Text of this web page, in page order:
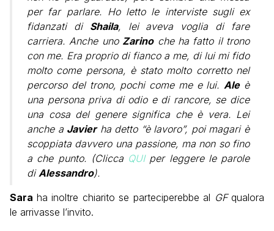
per far parlare. Ho letto le interviste sugli ex
fidanzati di Shaila, lei aveva voglia di fare
carriera. Anche uno Zarinoche ha fatto il trono
con me. Era proprio di fianco a me, di lui mi fido
molto come persona, è stato molto corretto nel
percorso del trono, pochi come me e lui.Aleè
una persona priva di odio e di rancore, se dice
una cosa del genere significa che è vera. Lei
anche a Javierha detto “è lavoro”, poi magari è
scoppiata davvero una passione, ma non so fino
a che punto. (Clicca QUIper leggere le parole
diAlessandro).
Sara ha inoltre chiarito se parteciperebbe al GFqualora
le arrivasse l’invito.